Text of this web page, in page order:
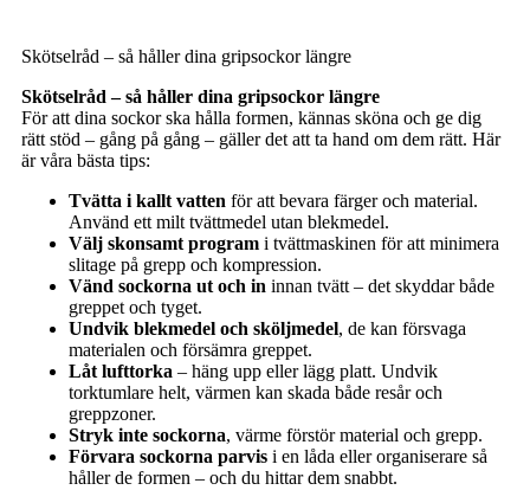
Skötselråd – så håller dina gripsockor längre
Skötselråd – så håller dina gripsockor längre
För att dina sockor ska hålla formen, kännas sköna och ge dig
rätt stöd – gång på gång – gäller det att ta hand om dem rätt. Här
är våra bästa tips:
Tvätta i kallt vatten för att bevara färger och material.
Använd ett milt tvättmedel utan blekmedel.
Välj skonsamt program i tvättmaskinen för att minimera
slitage på grepp och kompression.
Vänd sockorna ut och in innan tvätt – det skyddar både
greppet och tyget.
Undvik blekmedel och sköljmedel, de kan försvaga
materialen och försämra greppet.
Låt lufttorka – häng upp eller lägg platt. Undvik
torktumlare helt, värmen kan skada både resår och
greppzoner.
Stryk inte sockorna, värme förstör material och grepp.
Förvara sockorna parvis i en låda eller organiserare så
håller de formen – och du hittar dem snabbt.